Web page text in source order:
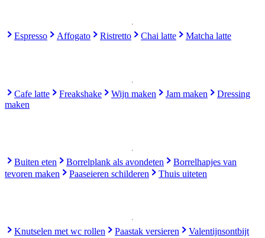
Espresso Affogato Ristretto Chai latte Matcha latte
Cafe latte Freakshake Wijn maken Jam maken
Dressing
maken
Buiten eten Borrelplank als avondeten
Borrelhapjes van
tevoren maken
Paaseieren schilderen Thuis uiteten
Knutselen met wc rollen Paastak versieren Valentijnsontbijt